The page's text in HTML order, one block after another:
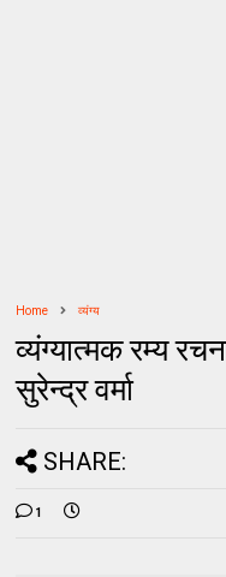
Home व्यंग्य
व्यंग्यात्मक रम्य
सुरेन्द्र वर्मा
SHARE:
1